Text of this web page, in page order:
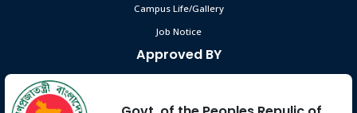
Campus Life/Gallery
Job Notice
Approved BY